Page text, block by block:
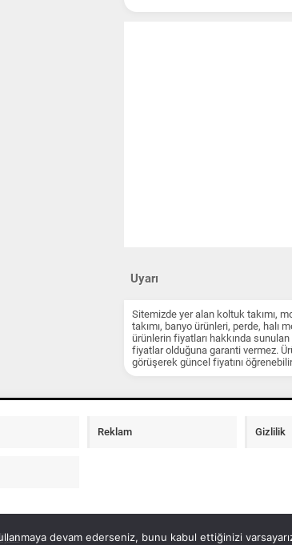
Uyarı
Sitemizde yer alan koltuk takımı,
takımı, banyo ürünleri, perde, halı
ürünlerin fiyatları hakkında
fiyatlar olduğuna garanti vermez.
görüşerek güncel fiyatını
Reklam Gizlilik
devam ederseniz, bunu kabul ettiğinizi